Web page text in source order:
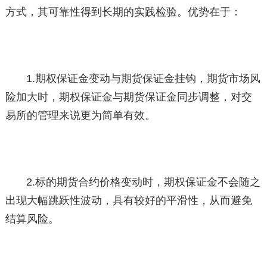
方式，其可靠性得到长期的实践检验。优势在于：
1.期权保证金变动与期货保证金挂钩，期货市场风
险加大时，期权保证金与期货保证金同步调整，对交
易所的管理来说更为简单有效。
2.标的期货合约价格变动时，期权保证金不会随之
出现大幅跳跃性波动，具有较好的平滑性，从而避免
结算风险。